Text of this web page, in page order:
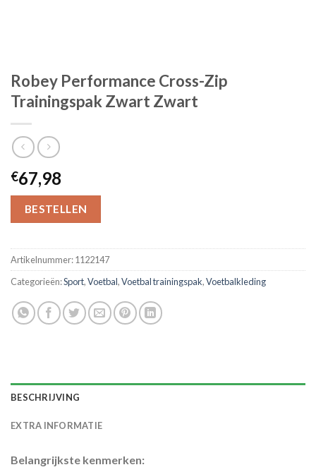
Robey Performance Cross-Zip
Trainingspak Zwart Zwart
€67,98
BESTELLEN
Artikelnummer:1122147
Categorieën:Sport,Voetbal,Voetbal trainingspak,Voetbalkleding
BESCHRIJVING
EXTRA INFORMATIE
Belangrijkste kenmerken: